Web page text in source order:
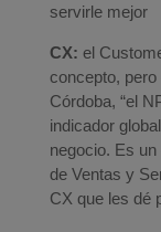
servirle mejor
CX: el
concepto,
Córdoba, “el
indicador
negocio. Es
de Ventas y
CX que les dé